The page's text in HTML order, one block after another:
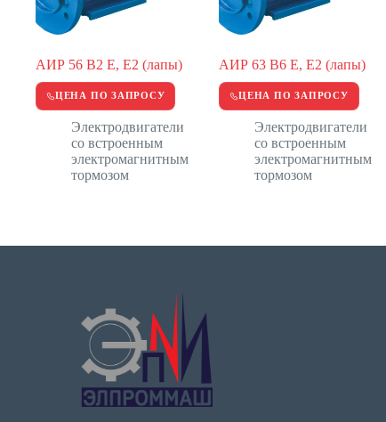
АИР 56 В2 Е, Е2 (лапы)
ЦЕНА ПО ЗАПРОСУ
Электродвигатели
со встроенным
электромагнитным
тормозом
АИР 63 В6 Е, Е2 (лапы)
ЦЕНА ПО ЗАПРОСУ
Электродвигатели
со встроенным
электромагнитным
тормозом